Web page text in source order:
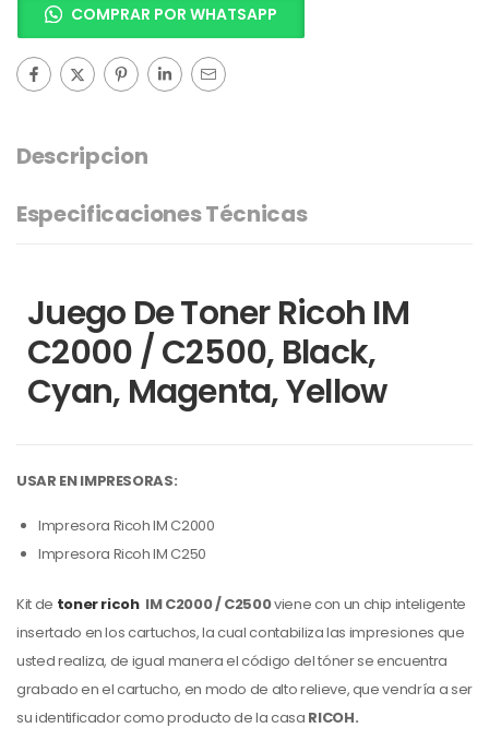
COMPRAR POR WHATSAPP
Descripcion
Especificaciones Técnicas
Juego De Toner Ricoh IM
C2000 / C2500, Black,
Cyan, Magenta, Yellow
USAR EN IMPRESORAS:
Impresora Ricoh IM C2000
Impresora Ricoh IM C250
Kit de toner ricohIM C2000 / C2500viene con un chip inteligente
insertado en los cartuchos, la cual contabiliza las impresiones que
usted realiza, de igual manera el código del tóner se encuentra
grabado en el cartucho, en modo de alto relieve, que vendría a ser
su identificador como producto de la casa RICOH.